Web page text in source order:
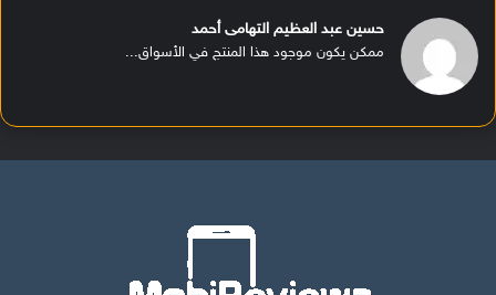
حسين عبد العظيم التهامى أحمد
ممكن يكون موجود هذا المنتج في الأسواق...